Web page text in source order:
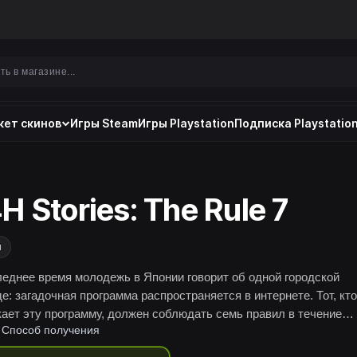
скинов Игры SteamИгры PlaystationПодписка
Stories: The Rule 7
время молодежь в Японии говорит об одной городской
загадочная программа распространяется в интернете. Тот, кто
эту программу, должен соблюдать семь правил в течение
иначе его ждут наказание, вплоть до смерти.
Способ получения